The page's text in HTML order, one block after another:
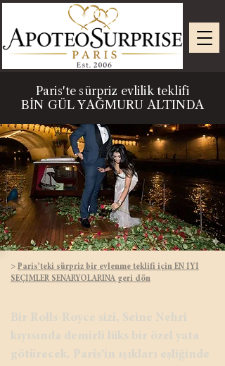
Paris'te sürpriz evlilik teklifi
BİN GÜL YAĞMURU ALTINDA
> Paris’teki sürpriz bir evlenme teklifi için EN İYİ
SEÇİMLER SENARYOLARINA geri dön
Bir Rolls-Royce sizi, Seine Nehri
kıyısında demirli lüks bir özel yata
götürecek. Paris’in ışıkları eşliğinde